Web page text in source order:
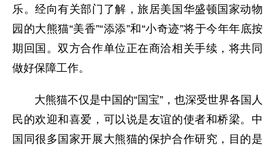
乐。经向有关部门了解，旅居美国华盛顿国家动物
园的大熊猫“美香”“添添”和“小奇迹”将于今年年底按
期回国。双方合作单位正在商洽相关手续，将共同
做好保障工作。
大熊猫不仅是中国的“国宝”，也深受世界各国人
民的欢迎和喜爱，可以说是友谊的使者和桥梁。中
国同很多国家开展大熊猫的保护合作研究，目的是